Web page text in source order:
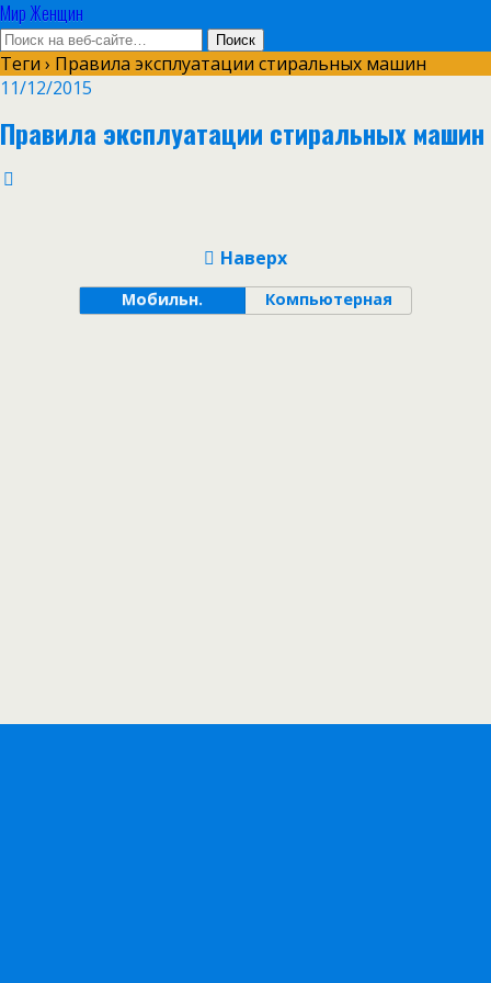
Мир Женщин
Теги › Правила эксплуатации стиральных машин
11/12/2015
Правила эксплуатации стиральных машин
Наверх
Мобильн. Компьютерная